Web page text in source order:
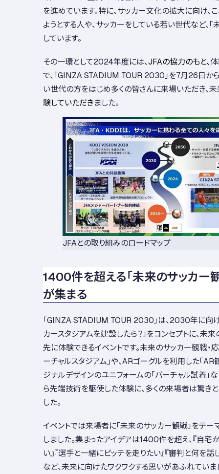
を進めています。特に、サッカー文化の拡大に向け、
ようとする人や、サッカーをしている若い世代など、
しています。
その一環として2024年度には、JFAの協力のもと、
で、「GINZA STADIUM TOUR 2030」を7月26日か
い世代の方をはじめ多くの皆さんに来場いただき、
験していただきました。
JFAとの取り組みのロードマップ
1400件を超える「未来のサッカー
が集まる
「GINZA STADIUM TOUR 2030」は、2030年に向
カースタジアムを建設したら？」をコンセプトに、未
先に体験できるイベントです。未来のサッカー観戦・
ーチャルスタジアム」や、ARゴーグルを利用した「
ジナルデザインのユニフォームの「バーチャル試着」
ら先端技術を駆使した体験に、多くの来場者は驚き
した。
イベントでは来場者に「未来のサッカー観戦」をテー
しました。集まったアイデアは1400件を超え、『自
い』『選手と一緒にピッチを走りたい』『審判と何を話
など、未来に向けたワクワクする思いがあふれていま